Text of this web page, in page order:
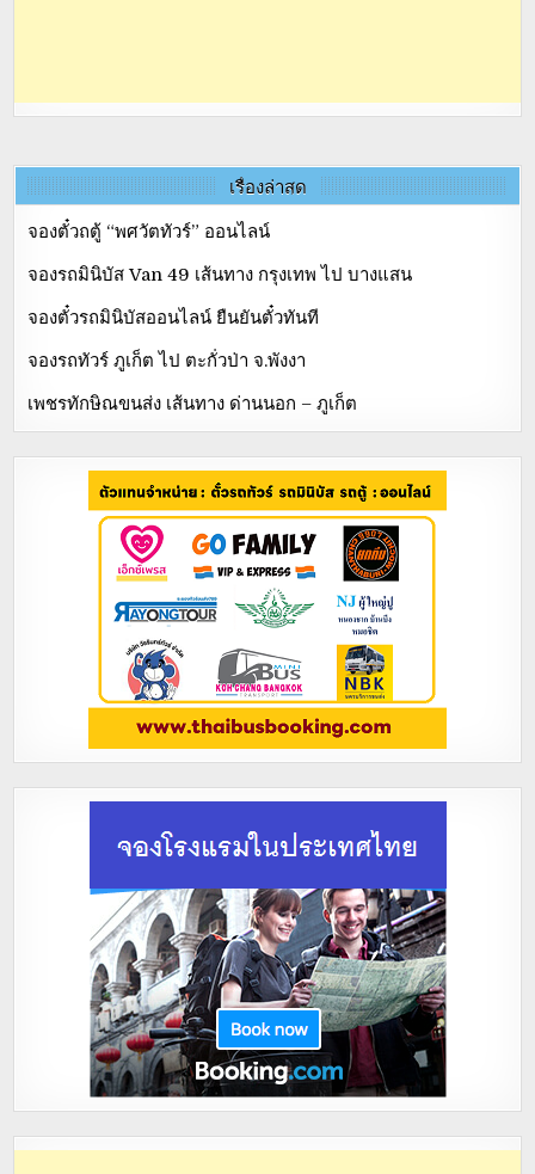
เรื่องล่าสุด
จองตั๋วถตู้ “พศวัตทัวร์” ออนไลน์
จองรถมินิบัส Van 49 เส้นทาง กรุงเทพ ไป บางแสน
จองตั๋วรถมินิบัสออนไลน์ ยืนยันตั๋วทันที
จองรถทัวร์ ภูเก็ต ไป ตะกั่วป่า จ.พังงา
เพชรทักษิณขนส่ง เส้นทาง ด่านนอก – ภูเก็ต